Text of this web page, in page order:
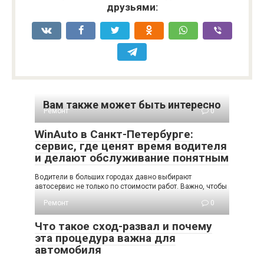
друзьями:
Вам также может быть интересно
Ремонт 0
WinAuto в Санкт-Петербурге:
сервис, где ценят время водителя
и делают обслуживание понятным
Водители в больших городах давно выбирают
автосервис не только по стоимости работ. Важно, чтобы
Ремонт
0
Что такое сход-развал и почему
эта процедура важна для
автомобиля